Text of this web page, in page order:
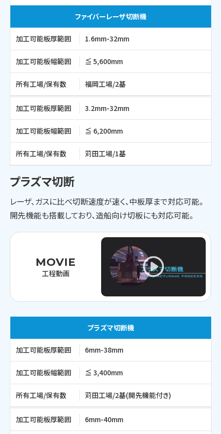
ファイバーレーザ切断機
加工可能板厚範囲 1.6mm-32mm
加工可能板幅範囲 ≦ 5,600mm
所有工場/保有数 福岡工場/2基
加工可能板厚範囲 3.2mm-32mm
加工可能板幅範囲 ≦ 6,200mm
所有工場/保有数 苅田工場/1基
プラズマ切断
レーザ、ガスに比べ切断速度が速く、中板厚まで対応可能。
開先機能も搭載しており、造船向け切板にも対応可能。
MOVIE
工程動画
プラズマ切断機
加工可能板厚範囲 6mm-38mm
加工可能板幅範囲 ≦ 3,400mm
所有工場/保有数 苅田工場/2基(開先機能付き)
加工可能板厚範囲 6mm-40mm